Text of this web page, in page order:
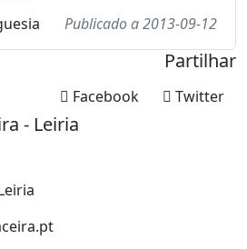
Publicado a 2013-09-12
Partilhar
Twitter
Facebook
- Leiria